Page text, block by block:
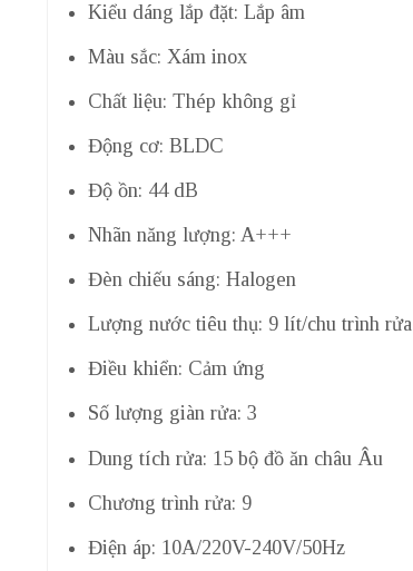
Kiểu dáng lắp đặt: Lắp âm
Màu sắc: Xám inox
Chất liệu: Thép không gỉ
Động cơ: BLDC
Độ ồn: 44 dB
Nhãn năng lượng: A+++
Đèn chiếu sáng: Halogen
Lượng nước tiêu thụ: 9 lít/chu trình rửa
Điều khiển: Cảm ứng
Số lượng giàn rửa: 3
Dung tích rửa: 15 bộ đồ ăn châu Âu
Chương trình rửa: 9
Điện áp: 10A/220V-240V/50Hz